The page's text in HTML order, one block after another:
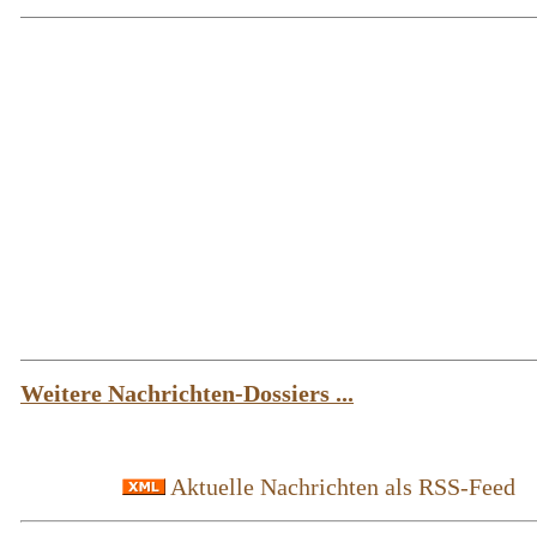
Weitere Nachrichten-Dossiers ...
Aktuelle Nachrichten als RSS-Feed